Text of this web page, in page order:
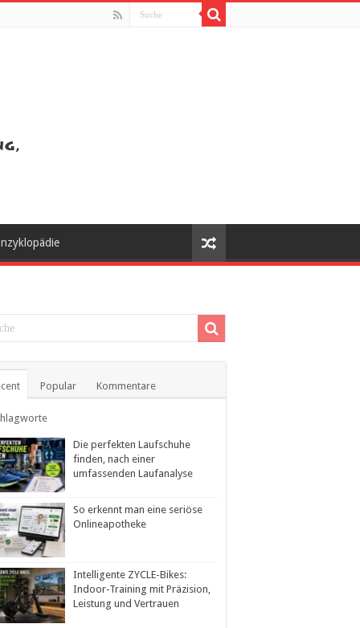
Popular Kommentare
Die perfekten Laufschuhe
finden, nach einer
umfassenden Laufanalyse
So erkennt man eine seriöse
Onlineapotheke
Intelligente ZYCLE-Bikes:
Indoor-Training mit Präzision,
Leistung und Vertrauen